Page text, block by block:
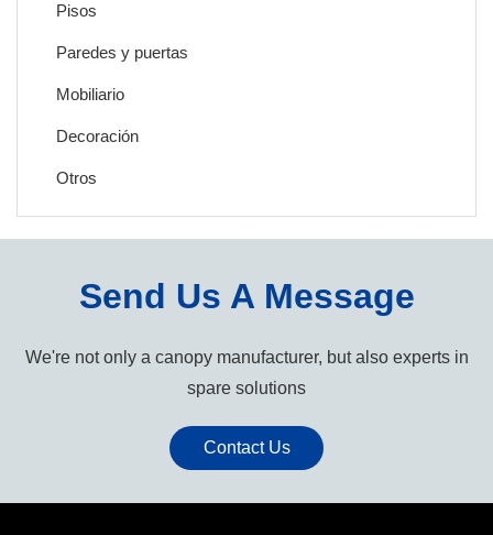
Pisos
Paredes y puertas
Mobiliario
Decoración
Otros
Send Us A Message
We're not only a canopy manufacturer, but also experts in
spare solutions
Contact Us